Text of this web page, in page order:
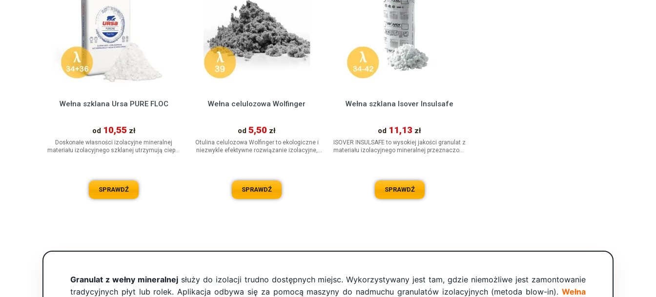
Wełna szklana Ursa PURE FLOC
od 10,55 zł
Doskonałe własności izolacyjne mineralnej
materiału izolacyjnego szklanej utrzymują ciepło
SPRAWDŹ
Wełna celulozowa Wolfinger
od 5,50 zł
Otulina celulozowa Wolfinger to ekologiczne i
niezwykle efektywne rozwiązanie izolacyjne,
SPRAWDŹ
Wełna szklana Isover Insulsafe
od 11,13 zł
ISOVER INSULSAFE to wysokiej jakości granulat z
materiału izolacyjnego mineralnej przeznaczony
SPRAWDŹ
Granulat z wełny mineralnejsłuży do izolacji trudno dostępnych miejsc. Wykorzystywany jest tam, gdzie niemożliwe jest zamontowanie
tradycyjnych płyt lub rolek. Aplikacja odbywa się za pomocą maszyny do nadmuchu granulatów izolacyjnych (metoda blow-in). Wełna